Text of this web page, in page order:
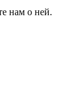
нам о ней.